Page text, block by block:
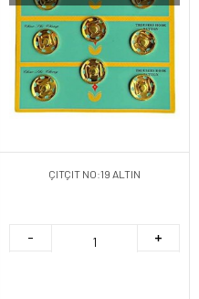
ÇITÇIT NO:19 ALTIN